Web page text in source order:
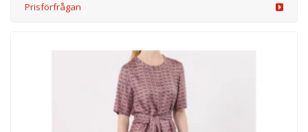
Prisförfrågan